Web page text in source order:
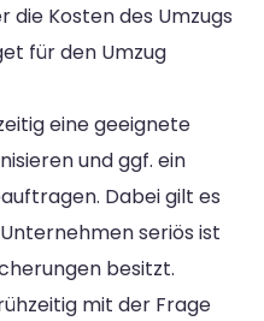
die Kosten des Umzugs
für den Umzug
eine geeignete
und ggf. ein
Dabei gilt es
seriös ist
besitzt.
mit der Frage